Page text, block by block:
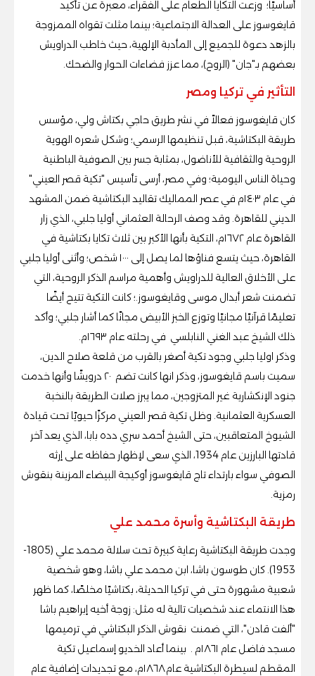
أساسيًا؛ وزعت التكايا الطعام على الفقراء، معبرة عن تأكيد
قايغوسوز على العدالة الاجتماعية؛ بينما مثلت تقواه الممزوجة
بالزهد دعوة للجميع إلى المأدبة الإلهية، حيث خاطب الدراويش
بعضهم بـ"جان" (الروح)، مما عزز فضاءات الحوار والضحك.
التأثير في تركيا ومصر
كان قايغوسوز فعالاً في نشر طريق حاجي بكتاش ولي، مؤسس
طريقة البكتاشية، قبل تنظيمها الرسمي؛ وشكل شعره الهوية
الروحية والثقافية للأناضول، بمثابة جسر بين الصوفية الباطنية
وحياة الناس اليومية؛ وفي مصر، أرسى تأسيس "تكية قصر العيني"
في عام ١٤٠٣م في عصر المماليك تقاليد البكتاشية ضمن المشهد
الديني للقاهرة. وقد وصف الرحالة العثماني أوليا جلبي، الذي زار
القاهرة عام ١٦٧٢م، التكية بأنها الأكبر بين ثلاث تكايا بكتاشية في
القاهرة، حيث يتسع فناؤها لما يصل إلى ١٠٠٠ شخص؛ وأثنى أوليا جلبي
على الأخلاق العالية للدراويش وأهمية مراسم الذكر الروحية، التي
تضمنت شعر أبدال موسى وقايغوسوز.؛ كانت التكية تتيح أيضًا
تعليمًا قرآنيًا مجانيًا وتوزع الخبز الأبيض مجانًا كما أشار جلبي؛ وأكد
ذلك الشيخ عبد الغني النابلسي في رحلته عام ١٦٩٣م.
وذكر اوليا جلبي وجود تكية أصغر بالقرب من قلعة صلاح الدين،
سميت باسم قايغوسوز، وذكر انها كانت تضم ٢٠ درويشًا وأنها خدمت
جنود الإنكشارية غير المتزوجين، مما يبرز صلات الطريقة بالنخبة
العسكرية العثمانية. وظل تكية قصر العيني مركزًا حيويًا تحت قيادة
الشيوخ المتعاقبين، حتى الشيخ أحمد سري دده بابا، الذي يعد آخر
قادتها البارزين عام 1934، الذي سعى لإظهار حفاظه على إرثه
الصوفي سواء بارتداء تاج قايغوسوز أوكيجة البيضاء المزينة بنقوش
رمزية.
طريقة البكتاشية وأسرة محمد علي
وجدت طريقة البكتاشية رعاية كبيرة تحت سلالة محمد علي (1805-
1953). كان طوسون باشا، ابن محمد علي باشا، وهو شخصية
شعبية مشهورة حتى في تركيا الحديثة، بكتاشيًا مخلصًا، كما ظهر
هذا الانتماء عند شخصيات تالية له مثل: زوجة أخيه إبراهيم باشا
"ألفت قادن"، التي ضمنت نقوش الذكر البكتاشي في ترميمها
مسجد فاضل عام ١٨٦١م . بينما أعاد الخديو إسماعيل تكية
المقطم لسيطرة البكتاشية عام ١٨٦٨م، مع تجديدات إضافية عام